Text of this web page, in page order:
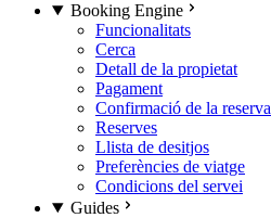
Booking Engine
Funcionalitats
Cerca
Detall de la propietat
Pagament
Confirmació de la reserva
Reserves
Llista de desitjos
Preferències de viatge
Condicions del servei
Guides